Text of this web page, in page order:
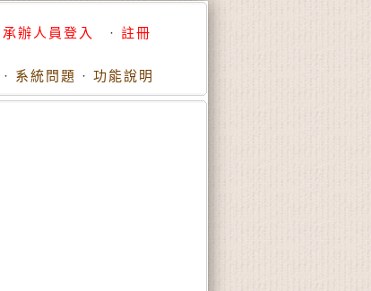
承辦人員登入 · 註冊
· 系統問題 · 功能說明